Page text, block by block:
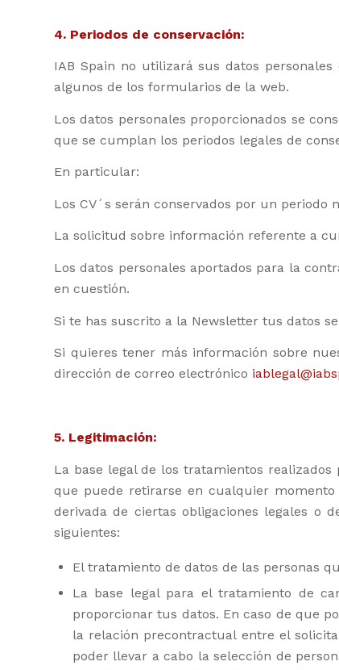
4. Periodos de conservación:
IAB Spain no utilizará sus datos
algunos de los formularios de la web.
Los datos personales proporcionados se
que se cumplan los periodos legales de
En particular:
Los CV´s serán conservados por un periodo
La solicitud sobre información referente a
Los datos personales aportados para la
en cuestión.
Si te has suscrito a la Newsletter tus datos
Si quieres tener más información sobre
dirección de correo electrónico
5. Legitimación:
La base legal de los tratamientos
que puede retirarse en cualquier momento
derivada de ciertas obligaciones legales o
siguientes:
El tratamiento de datos de las personas
La base legal para el tratamiento de
proporcionar tus datos. En caso de que
la relación precontractual entre el
poder llevar a cabo la selección de